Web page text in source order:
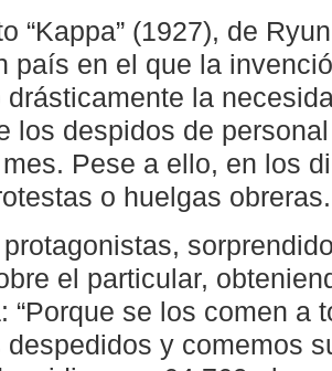
“Kappa” (1927), de
país en el que la
drásticamente la
los despidos de
Pese a ello, en los
o huelgas obreras.
el particular,
“Porque se los comen a
despedidos y comemos